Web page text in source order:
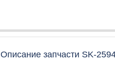
Описание запчасти SK-